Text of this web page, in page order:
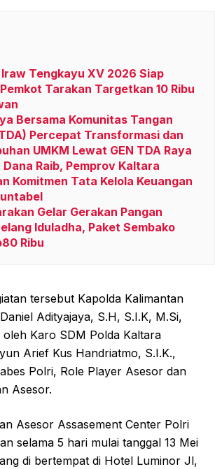
Tengkayu XV 2026 Siap
Tarakan Targetkan 10 Ribu
Bersama Komunitas Tangan
Percepat Transformasi dan
UMKM Lewat GEN TDA Raya
Dana Raib, Pemprov Kaltara
Komitmen Tata Kelola Keuangan
Gelar Gerakan Pangan
Iduladha, Paket Sembako
Ribu
tersebut Kapolda Kalimantan
Adityajaya, S.H, S.I.K, M.Si,
oleh Karo SDM Polda Kaltara
Arief Kus Handriatmo, S.I.K.,
Polri, Role Player Asesor dan
Asesor.
Asesor Assasement Center Polri
selama 5 hari mulai tanggal 13 Mei
di bertempat di Hotel Luminor Jl,